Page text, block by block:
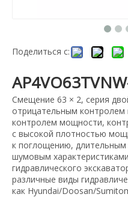
Поделиться с:
Смещение 63 × 2, серия
отрицательным
контролем мощности,
с высокой плотностью
к поглощению,
шумовым
гидравлического
различные виды
как Hyundai/Doosan/